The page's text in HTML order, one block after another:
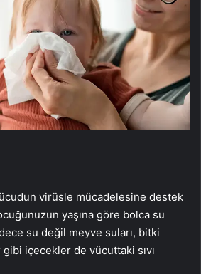
virüsle mücadelesine destek
yaşına göre bolca su
su değil meyve suları, bitki
içecekler de vücuttaki sıvı